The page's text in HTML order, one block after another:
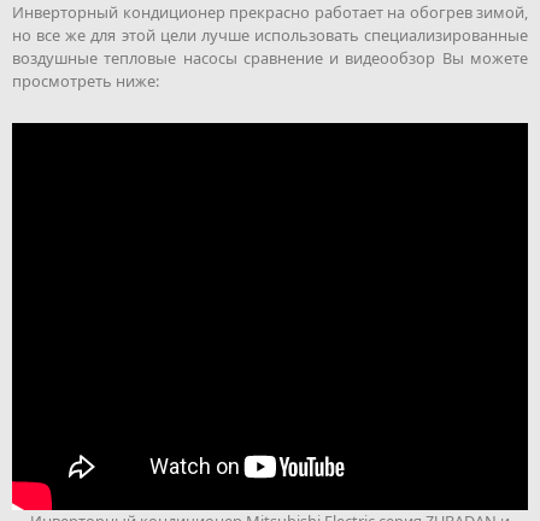
Инверторный кондиционер прекрасно работает на обогрев зимой,
но все же для этой цели лучше использовать специализированные
воздушные тепловые насосы сравнение и видеообзор Вы можете
просмотреть ниже: